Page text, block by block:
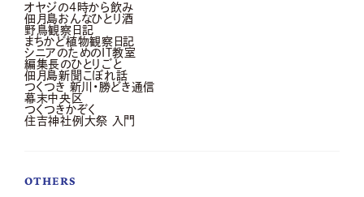
オヤジの4時から飲み
佃月島おんなひとり酒
野鳥観察日記
まちかど植物観察日記
シニアのためのIT教室
編集長のひとりごと
佃月島新聞こぼれ話
つくつき 新川・勝どき通信
幕末中央区
つくつきかぞく
住吉神社例大祭 入門
OTHERS